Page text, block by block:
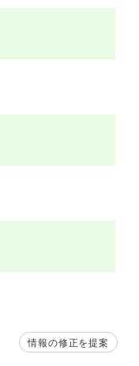
情報の修正を提案